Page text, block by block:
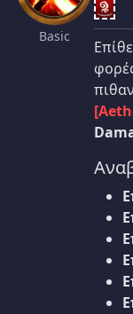
Basic